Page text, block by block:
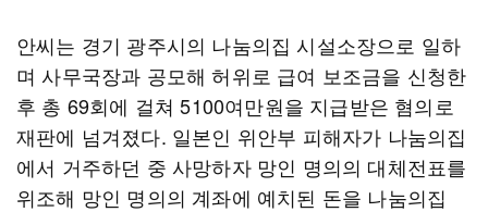
안씨는 경기 광주시의 나눔의집 시설소장으로 일하
며 사무국장과 공모해 허위로 급여 보조금을 신청한
후 총 69회에 걸쳐 5100여만원을 지급받은 혐의로
재판에 넘겨졌다. 일본인 위안부 피해자가 나눔의집
에서 거주하던 중 사망하자 망인 명의의 대체전표를
위조해 망인 명의의 계좌에 예치된 돈을 나눔의집